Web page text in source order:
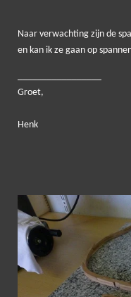
Naar verwachting zijn de
en kan ik ze gaan op
Groet,
Henk